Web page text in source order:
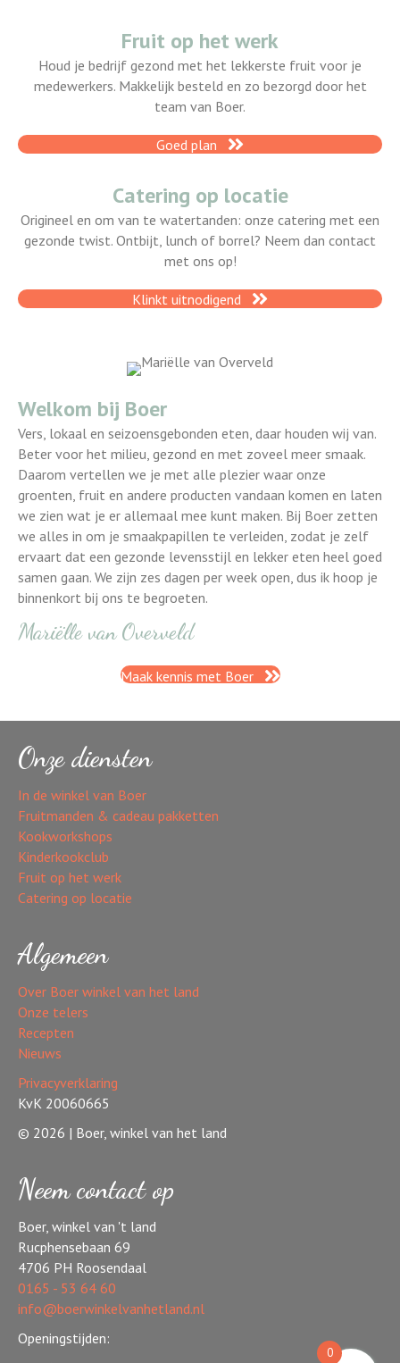
Fruit op het werk
Houd je bedrijf gezond met het lekkerste fruit voor je
medewerkers. Makkelijk besteld en zo bezorgd door het
team van Boer.
Goed plan
Catering op locatie
Origineel en om van te watertanden: onze catering met een
gezonde twist. Ontbijt, lunch of borrel? Neem dan contact
met ons op!
Klinkt uitnodigend
Welkom bij Boer
Vers, lokaal en seizoensgebonden eten, daar houden wij van.
Beter voor het milieu, gezond en met zoveel meer smaak.
Daarom vertellen we je met alle plezier waar onze
groenten, fruit en andere producten vandaan komen en laten
we zien wat je er allemaal mee kunt maken. Bij Boer zetten
we alles in om je smaakpapillen te verleiden, zodat je zelf
ervaart dat een gezonde levensstijl en lekker eten heel goed
samen gaan. We zijn zes dagen per week open, dus ik hoop je
binnenkort bij ons te begroeten.
Mariëlle van Overveld
Maak kennis met Boer
Onze diensten
In de winkel van Boer
Fruitmanden & cadeau pakketten
Kookworkshops
Kinderkookclub
Fruit op het werk
Catering op locatie
Algemeen
Over Boer winkel van het land
Onze telers
Recepten
Nieuws
Privacyverklaring
KvK 20060665
© 2026 | Boer, winkel van het land
Neem contact op
Boer, winkel van 't land
Rucphensebaan 69
4706 PH Roosendaal
0165 - 53 64 60
info@boerwinkelvanhetland.nl
Openingstijden:
0